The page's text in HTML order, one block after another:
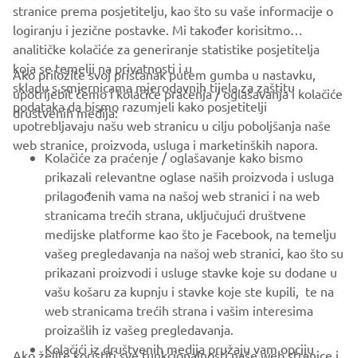
Tracer 9 Y-AMT
Redovna cijena: 14.999 €
Akcijska cijena: 14.399 €
Pročitajte više
Tracer 9
Redovna cijena: 13.599 €
stranice prema posjetitelju, kao što su vaše informacije o
logiranju i jezične postavke. Mi također korisitmo
analitičke kolačiće za generiranje statistike posjetitelja
koja se temelji na privatnosti i u
skladu s smjernicama mjerodavnih tijela za zaštitu
podataka da bismo razumjeli kako posjetitelji
upotrebljavaju našu web stranicu u cilju poboljšanja naše
web stranice, proizvoda, usluga i marketinških napora.
Ako priložite svoj pristanak putem gumba u nastavku,
upotrijebit ćemo i kolačiće praćenja / oglašavanja i kolačiće
društvenih medija:
Kolačiće za praćenje / oglašavanje kako bismo
prikazali relevantne oglase naših proizvoda i usluga
prilagođenih vama na našoj web stranici i na web
stranicama trećih strana, uključujući društvene
medijske platforme kao što je Facebook, na temelju
vašeg pregledavanja na našoj web stranici, kao što su
prikazani proizvodi i usluge stavke koje su dodane u
vašu košaru za kupnju i stavke koje ste kupili, te na
web stranicama trećih strana i vašim interesima
proizašlih iz vašeg pregledavanja.
Kolačići iz društvenih medija pružaju vam opciju
Ako želite koristiti sve funkcionalnosti naše web stranice i